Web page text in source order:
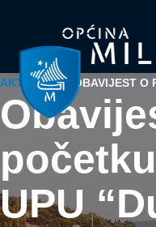
AKTUALNO/ OBAVIJEST O
UPU